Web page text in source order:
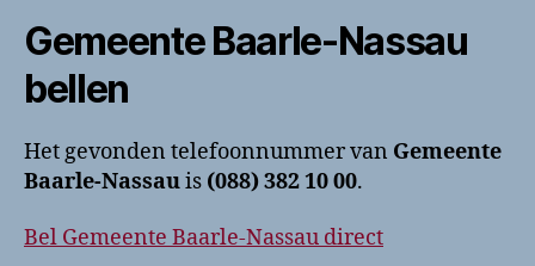
Gemeente Baarle-Nassau
bellen
Het gevonden telefoonnummer van Gemeente
Baarle-Nassauis (088) 382 10 00.
Bel Gemeente Baarle-Nassau direct